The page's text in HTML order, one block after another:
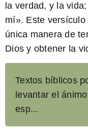
la verdad, y la
mí». Este
única manera de
Dios y obtener la
Textos bíblicos
levantar el
esp...